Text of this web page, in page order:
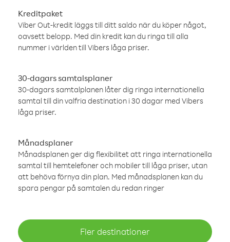
Kreditpaket
Viber Out-kredit läggs till ditt saldo när du köper något,
oavsett belopp. Med din kredit kan du ringa till alla
nummer i världen till Vibers låga priser.
30-dagars samtalsplaner
30-dagars samtalplanen låter dig ringa internationella
samtal till din valfria destination i 30 dagar med Vibers
låga priser.
Månadsplaner
Månadsplanen ger dig flexibilitet att ringa internationella
samtal till hemtelefoner och mobiler till låga priser, utan
att behöva förnya din plan. Med månadsplanen kan du
spara pengar på samtalen du redan ringer
Fler destinationer